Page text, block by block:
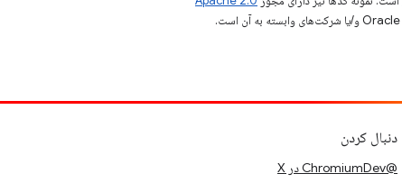
دنبال کردن
@ChromiumDev در X